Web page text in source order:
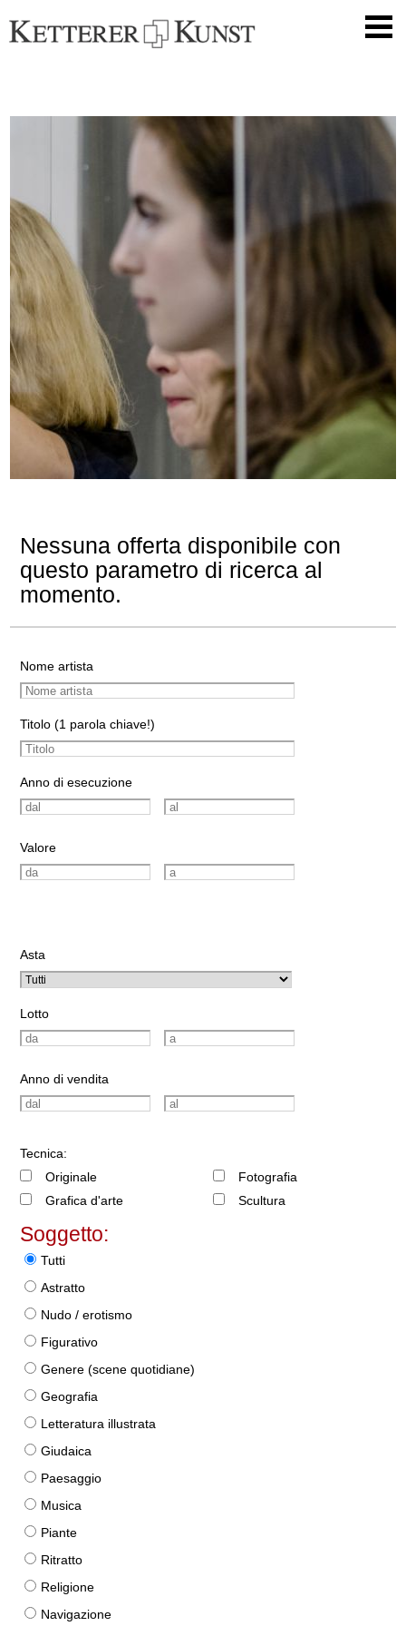
Nessuna offerta disponibile con
questo parametro di ricerca al
momento.
Nome artista
Titolo (1 parola chiave!)
Anno di esecuzione
Valore
Asta
Lotto
Anno di vendita
Tecnica:
Originale
Grafica d'arte
Fotografia
Scultura
Soggetto:
Tutti
Astratto
Nudo / erotismo
Figurativo
Genere (scene quotidiane)
Geografia
Letteratura illustrata
Giudaica
Paesaggio
Musica
Piante
Ritratto
Religione
Navigazione